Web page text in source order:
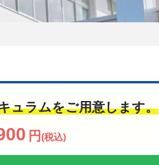
ュラムをご用意します。
円 (税込)